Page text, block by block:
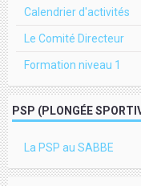
Calendrier d'activités
Le Comité Directeur
Formation niveau 1
PSP (PLONGÉE
La PSP au SABBE